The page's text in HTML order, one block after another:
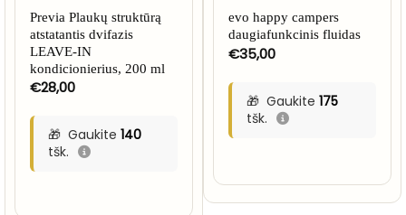
Previa Plaukų struktūrą
atstatantis dvifazis
LEAVE-IN
kondicionierius, 200 ml
€28,00
Gaukite 140
tšk.
evo happy campers
daugiafunkcinis fluidas
€35,00
Gaukite 175
tšk.